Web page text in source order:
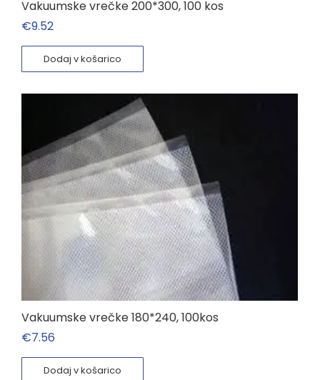
Vakuumske vrečke 200*300, 100 kos
€9.52
Dodaj v košarico
Vakuumske vrečke 180*240, 100kos
€7.56
Dodaj v košarico